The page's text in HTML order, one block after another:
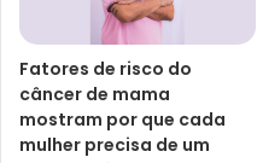
Fatores de risco do
câncer de mama
mostram por que cada
mulher precisa de um